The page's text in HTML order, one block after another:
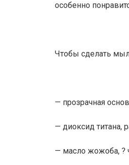
особенно
Чтобы сделать
— прозрачная
— диоксид титана,
— масло жожоба, ?